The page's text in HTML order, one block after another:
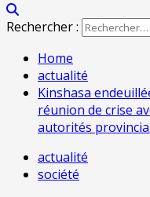
Rechercher :
Home
actualité
Kinshasa
réunion de crise
autorités
actualité
société